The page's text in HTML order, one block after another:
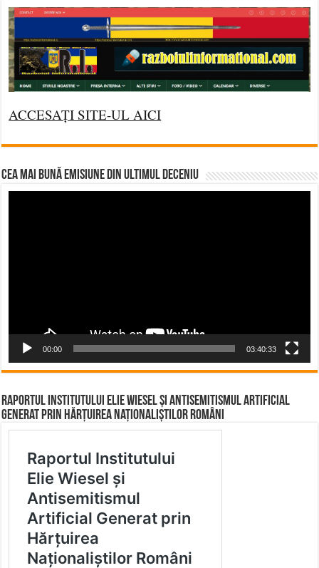
ACCESAȚI SITE-UL AICI
CEA MAI BUNĂ EMISIUNE DIN ULTIMUL DECENIU
00:00 03:40:33
Raportul Institutului Elie Wiesel și Antisemitismul Artificial
Generat prin Hărțuirea Naționaliștilor Români